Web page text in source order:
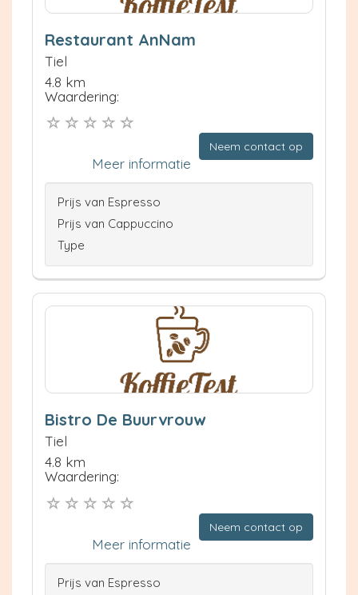
Restaurant AnNam
Tiel
4.8 km
Waardering:
Neem contact op
Meer informatie
Prijs van Espresso
Prijs van Cappuccino
Type
Bistro De Buurvrouw
Tiel
4.8 km
Waardering:
Neem contact op
Meer informatie
Prijs van Espresso